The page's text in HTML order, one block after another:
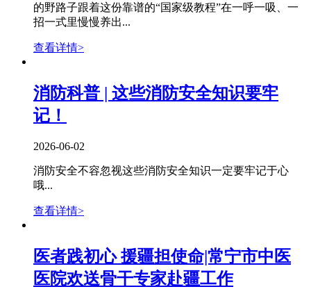
的野路子跟着这份靠谱的“国家级教程”在一呼一吸、一
招一式里慢慢养出...
查看详情>
消防科普 | 这些消防安全知识要牢
记！
2026-06-02
消防安全不容忽视这些消防安全知识一定要牢记于心
哦...
查看详情>
医者践初心 援疆担使命|常宁市中医
医院欢送骨干专家赴疆工作